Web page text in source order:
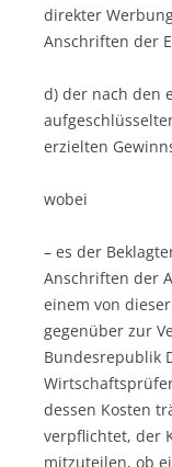
direkter
Anschriften der
d) der nach den
erzielten
wobei
– es der
Anschriften der
einem von
gegenüber zur
Bundesrepublik
dessen Kosten
verpflichtet, der
mitzuteilen, ob